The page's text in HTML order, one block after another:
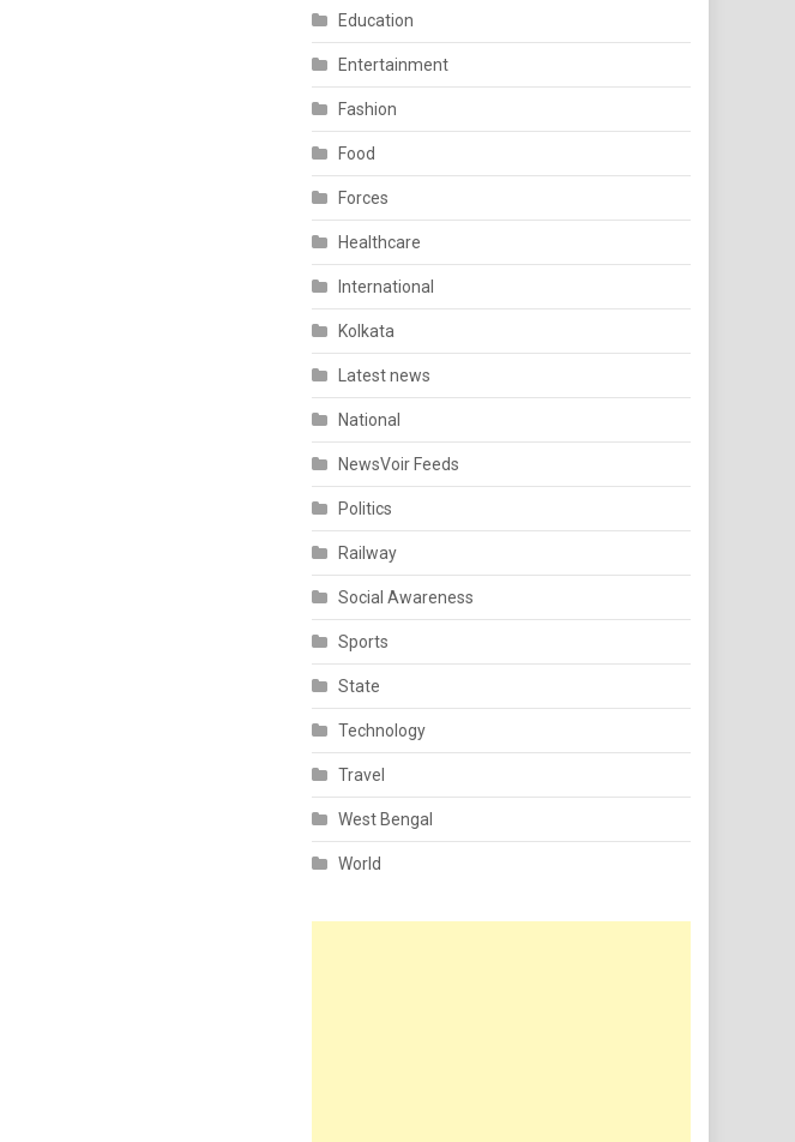
Education
Entertainment
Fashion
Food
Forces
Healthcare
International
Kolkata
Latest news
National
NewsVoir Feeds
Politics
Railway
Social Awareness
Sports
State
Technology
Travel
West Bengal
World